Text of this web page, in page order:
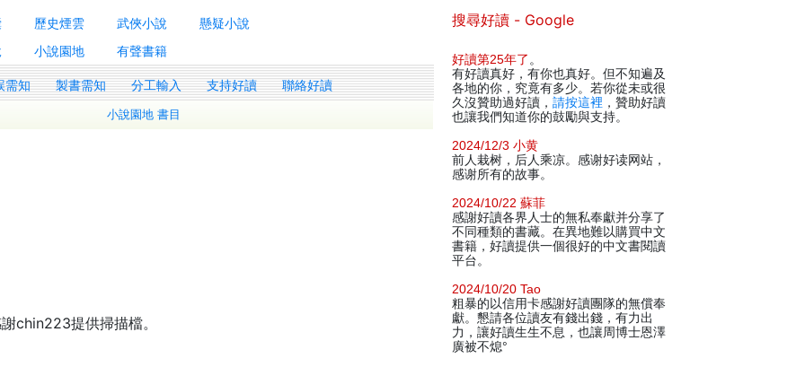
歷史煙雲 武俠小說
懸疑小說
小說園地 有聲書籍
需知 製書需知 分工輸入 支持好讀 聯絡好讀
小說園地 書目
chin223提供掃描檔。
搜尋好讀 - Google
好讀第25年了 。
有好讀真好，有你也真好。但不知遍及
各地的你，究竟有多少。若你從未或很
久沒贊助過好讀， 請按這裡 ，贊助好讀
也讓我們知道你的鼓勵與支持。
2024/12/3 小黄
前人栽树，后人乘凉。感谢好读网站，
感谢所有的故事。
2024/10/22 蘇菲
感謝好讀各界人士的無私奉獻并分享了
不同種類的書藏。在異地難以購買中文
書籍，好讀提供一個很好的中文書閱讀
平台。
2024/10/20 Tao
粗暴的以信用卡感謝好讀團隊的無償奉
獻。懇請各位讀友有錢出錢，有力出
力，讓好讀生生不息，也讓周博士恩澤
廣被不熄°